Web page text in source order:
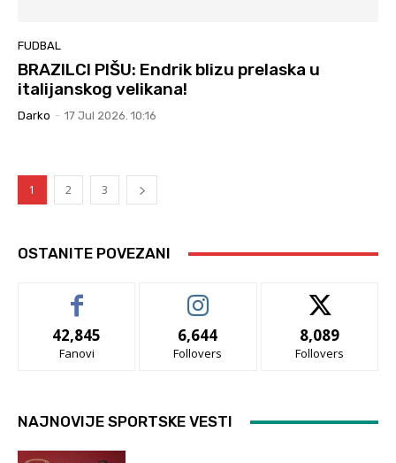
FUDBAL
BRAZILCI PIŠU: Endrik blizu prelaska u
italijanskog velikana!
Darko - 17 Jul 2026. 10:16
1 2 3
OSTANITE POVEZANI
42,845
Fanovi
6,644
Follovers
8,089
Follovers
NAJNOVIJE SPORTSKE VESTI